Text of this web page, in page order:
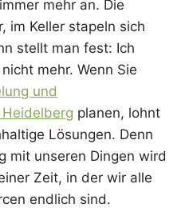
mehr an. Die
im Keller stapeln sich
stellt man fest: Ich
mehr. Wenn Sie
und
planen, lohnt
Lösungen. Denn
mit unseren Dingen wird
Zeit, in der wir alle
endlich sind.